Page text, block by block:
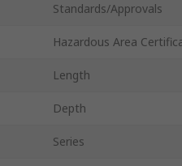
Standards/Approvals
Hazardous Area
Length
Depth
Series